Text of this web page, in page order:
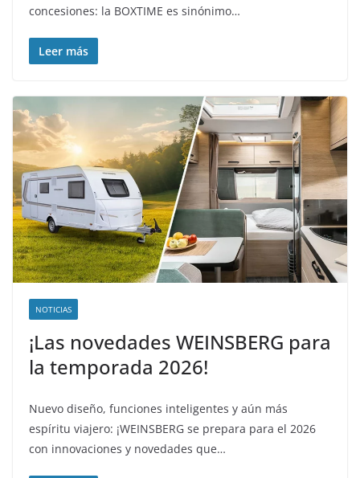
concesiones: la BOXTIME es sinónimo…
Leer más
NOTICIAS
¡Las novedades WEINSBERG para
la temporada 2026!
Nuevo diseño, funciones inteligentes y aún más
espíritu viajero: ¡WEINSBERG se prepara para el 2026
con innovaciones y novedades que…